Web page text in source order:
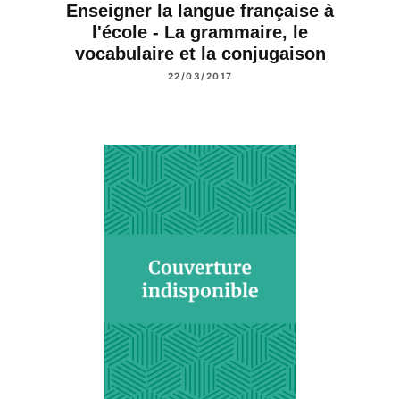
Enseigner la langue française à
l'école - La grammaire, le
vocabulaire et la conjugaison
22/03/2017